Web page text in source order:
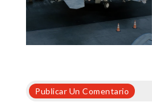
Publicar Un Comentario